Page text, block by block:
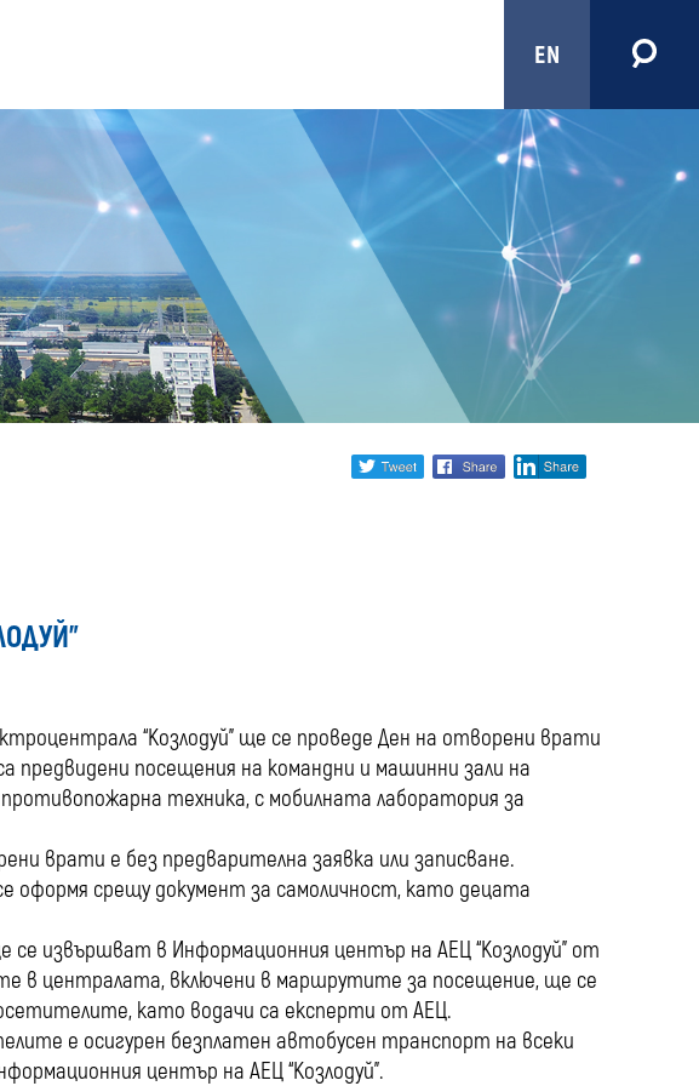
EN
Share
twitter facebook
“Козлодуй” ще се проведе Ден на отворени врати
предвидени посещения на командни и машинни зали на
техника, с мобилната лаборатория за
врати е без предварителна заявка или записване.
срещу документ за самоличност, като децата
извършват в Информационния център на АЕЦ “Козлодуй” от
в централата, включени в маршрутите за посещение, ще се
като водачи са експерти от АЕЦ.
е осигурен безплатен автобусен транспорт на всеки
център на АЕЦ “Козлодуй”.